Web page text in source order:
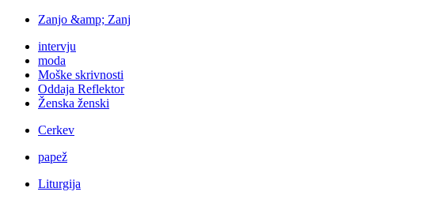
Zanjo &amp; Zanj
intervju
moda
Moške skrivnosti
Oddaja Reflektor
Ženska ženski
Cerkev
papež
Liturgija